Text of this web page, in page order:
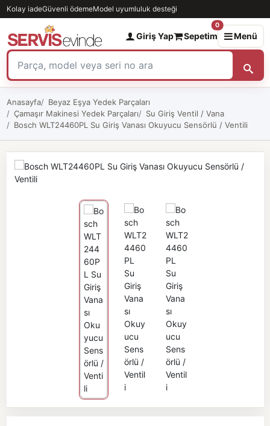
Kolay iadeGüvenli ödemeModel uyumluluk desteği
Giriş Yap Sepetim
0
Menü
Anasayfa
Beyaz Eşya Yedek Parçaları
Çamaşır Makinesi Yedek Parçaları
Su Giriş Ventil / Vana
Bosch WLT24460PL Su Giriş Vanası Okuyucu Sensörlü / Ventili